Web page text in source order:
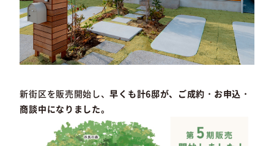
新街区を販売開始し、早くも計6邸が、ご成約・お申込・
商談中になりました。